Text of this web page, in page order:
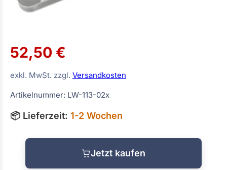
52,50 €
exkl. MwSt. zzgl. Versandkosten
Artikelnummer: LW-113-02x
📦 Lieferzeit: 1-2 Wochen
Jetzt kaufen